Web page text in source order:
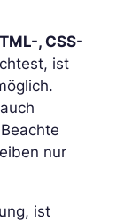
, CSS-
ist
nur
ist